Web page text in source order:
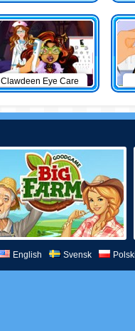
Clawdeen Eye Care
English Svensk